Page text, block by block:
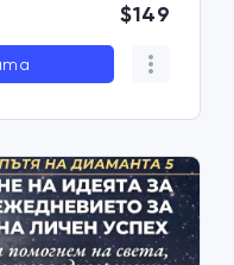
$149